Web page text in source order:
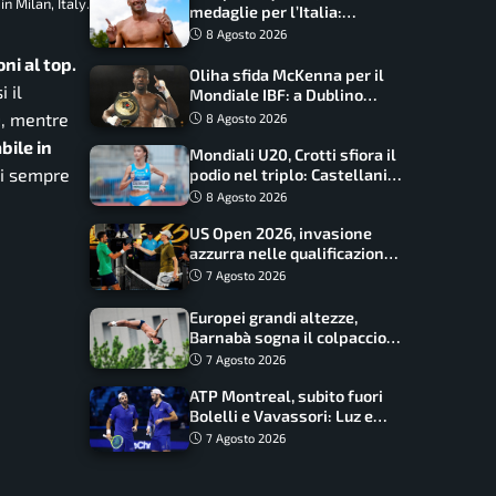
al top.
il
mentre
in
sempre
medaglie per l’Italia:
Paltrinieri guida la staffetta,
grandi altezze
8 Agosto 2026
Oliha sfida McKenna per il
Mondiale IBF: a Dublino
serve l’impresa nella tana
8 Agosto 2026
Mondiali U20, Crotti sfiora il
podio nel triplo: Castellani
da record, Succo in finale
8 Agosto 2026
US Open 2026, invasione
azzurra nelle qualificazioni:
17 italiani a caccia del main
7 Agosto 2026
Europei grandi altezze,
Barnabà sogna il colpaccio:
è leader a metà gara, Baraldi
7 Agosto 2026
ATP Montreal, subito fuori
Bolelli e Vavassori: Luz e
Matos fermano gli azzurri
7 Agosto 2026